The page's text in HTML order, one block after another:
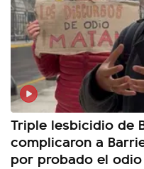
Triple lesbicidio de
complicaron a
por probado el odio